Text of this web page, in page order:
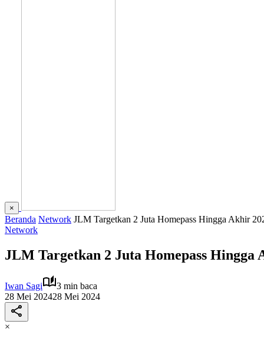
×
Beranda Network JLM Targetkan 2 Juta Homepass Hingga Akhir
Network
JLM Targetkan 2 Juta Homepass Hingga
Iwan Sagi
3 min baca
28 Mei 202428 Mei 2024
×